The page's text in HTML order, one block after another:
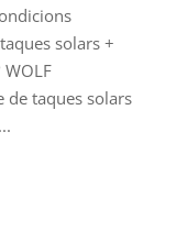
solars +
de taques solars